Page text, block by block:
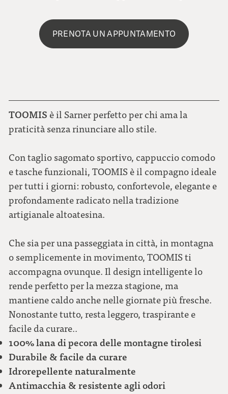
PRENOTA UN APPUNTAMENTO
TOOMIS è il Sarner perfetto per chi ama la
praticità senza rinunciare allo stile.
Con taglio sagomato sportivo, cappuccio comodo
e tasche funzionali, TOOMIS è il compagno ideale
per tutti i giorni: robusto, confortevole, elegante e
profondamente radicato nella tradizione
artigianale altoatesina.
Che sia per una passeggiata in città, in montagna
o semplicemente in movimento, TOOMIS ti
accompagna ovunque. Il design intelligente lo
rende perfetto per la mezza stagione, ma
mantiene caldo anche nelle giornate più fresche.
Nonostante tutto, resta leggero, traspirante e
facile da curare..
100% lana di pecora delle montagne tirolesi
Durabile & facile da curare
Idrorepellente naturalmente
Antimacchia & resistente agli odori